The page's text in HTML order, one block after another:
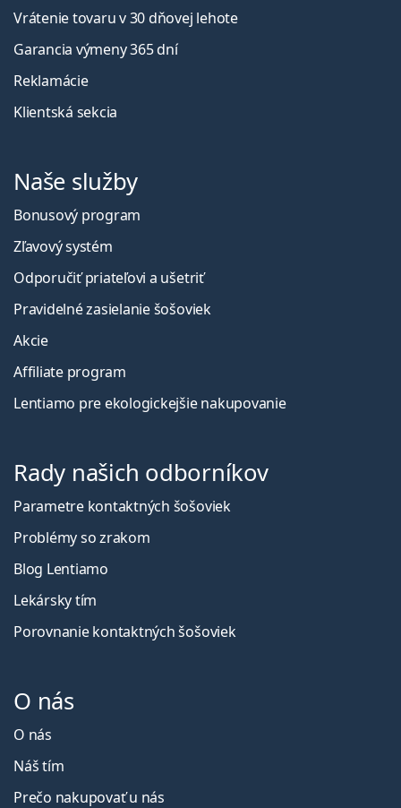
Vrátenie tovaru v 30 dňovej lehote
Garancia výmeny 365 dní
Reklamácie
Klientská sekcia
Naše služby
Bonusový program
Zľavový systém
Odporučiť priateľovi a ušetriť
Pravidelné zasielanie šošoviek
Akcie
Affiliate program
Lentiamo pre ekologickejšie nakupovanie
Rady našich odborníkov
Parametre kontaktných šošoviek
Problémy so zrakom
Blog Lentiamo
Lekársky tím
Porovnanie kontaktných šošoviek
O nás
O nás
Náš tím
Prečo nakupovať u nás